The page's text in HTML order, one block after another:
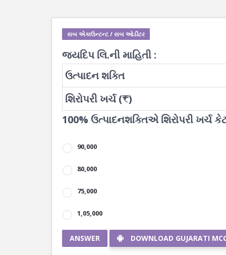
સબ એકાઉન્ટન્ટ / સબ ઓડીટર
જયદિપ લિ.ની માહિતી :
ઉત્પાદન શક્તિ
શિરોપરી ખર્ચ (₹)
100% ઉત્પાદનશક્તિએ શિરોપરી ખર્ચ
90,000
80,000
75,000
1,05,000
ANSWER DOWNLOAD GUJARATI